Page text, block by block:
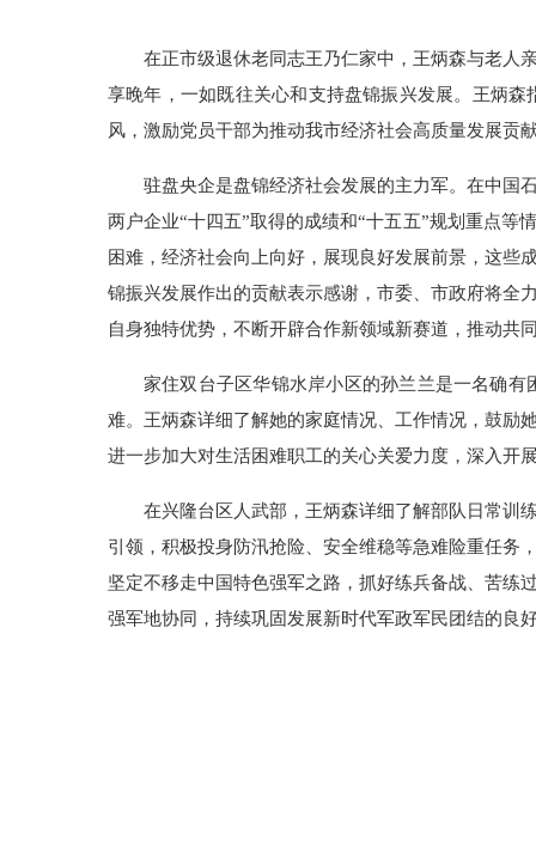
在正市级退休老同志王乃仁家中，王炳森与老人
享晚年，一如既往关心和支持盘锦振兴发展。王炳
风，激励党员干部为推动我市经济社会高质量发展贡
驻盘央企是盘锦经济社会发展的主力军。在中国
两户企业“十四五”取得的成绩和“十五五”规划重点
困难，经济社会向上向好，展现良好发展前景，这些
锦振兴发展作出的贡献表示感谢，市委、市政府将全
自身独特优势，不断开辟合作新领域新赛道，推动共
家住双台子区华锦水岸小区的孙兰兰是一名确
难。王炳森详细了解她的家庭情况、工作情况，鼓励
进一步加大对生活困难职工的关心关爱力度，深入开
在兴隆台区人武部，王炳森详细了解部队日常训
引领，积极投身防汛抢险、安全维稳等急难险重任务
坚定不移走中国特色强军之路，抓好练兵备战、苦练
强军地协同，持续巩固发展新时代军政军民团结的良